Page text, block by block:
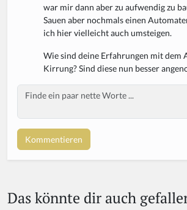
war mir dann aber zu aufwendig zu
Sauen aber nochmals einen
ich hier vielleicht auch umsteigen.
Wie sind deine Erfahrungen mit dem
Kirrung? Sind diese nun besser
o
u
h
u
Body
Das könnte dir auch